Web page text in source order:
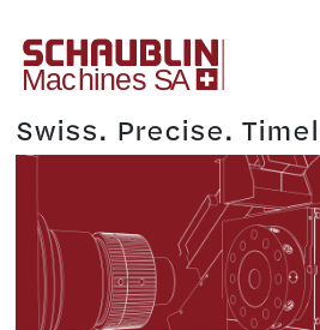
Swiss. Precise.